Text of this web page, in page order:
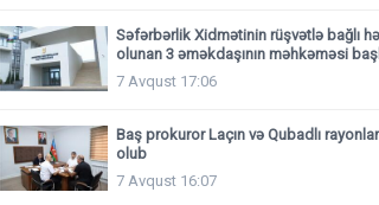
Səfərbərlik Xidmətinin rüşvətlə bağlı
olunan 3 əməkdaşının məhkəməsi
7 Avqust 17:06
Baş prokuror Laçın və Qubadlı
olub
7 Avqust 16:07